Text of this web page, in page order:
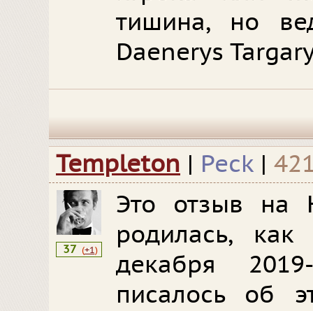
тишина, но
Daenerys
Templeton | Peck |
37 (+1)
Это отзыв на
родилась, как
декабря
писалось об